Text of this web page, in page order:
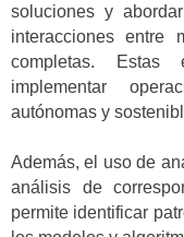
soluciones y
interacciones entre
completas. Estas
implementar
autónomas y
Además, el uso de
análisis de
permite identificar